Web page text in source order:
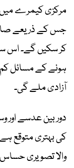
مرکزی کیمرے میں
جس کے ذریعے
کر سکیں گے۔ اس
ہونے کے مسائل کم
آزادی ملے گی۔
دور بین عدسے اور
کی بہتری متوقع
والا تصویری حساس